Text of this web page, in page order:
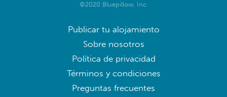
©2020 Bluepillow, Inc.
Publicar tu alojamiento
Sobre nosotros
Política de privacidad
Términos y condiciones
Preguntas frecuentes